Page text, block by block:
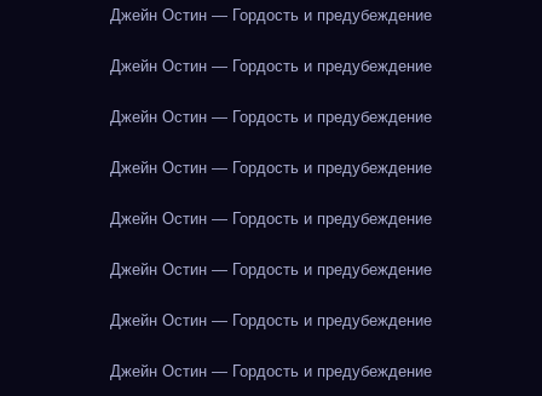
Джейн Остин — Гордость и предубеждение
Джейн Остин — Гордость и предубеждение
Джейн Остин — Гордость и предубеждение
Джейн Остин — Гордость и предубеждение
Джейн Остин — Гордость и предубеждение
Джейн Остин — Гордость и предубеждение
Джейн Остин — Гордость и предубеждение
Джейн Остин — Гордость и предубеждение